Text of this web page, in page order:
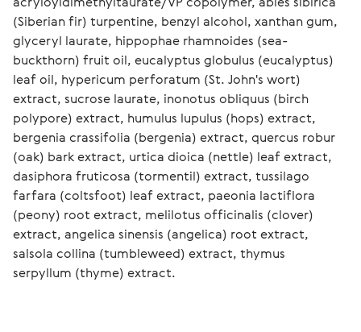
(Siberian fir) turpentine, benzyl alcohol, xanthan gum,
glyceryl laurate, hippophae rhamnoides (sea-
buckthorn) fruit oil, eucalyptus globulus (eucalyptus)
leaf oil, hypericum perforatum (St. John's wort)
extract, sucrose laurate, inonotus obliquus (birch
polypore) extract, humulus lupulus (hops) extract,
bergenia crassifolia (bergenia) extract, quercus robur
(oak) bark extract, urtica dioica (nettle) leaf extract,
dasiphora fruticosa (tormentil) extract, tussilago
farfara (coltsfoot) leaf extract, paeonia lactiflora
(peony) root extract, melilotus officinalis (clover)
extract, angelica sinensis (angelica) root extract,
salsola collina (tumbleweed) extract, thymus
serpyllum (thyme) extract.